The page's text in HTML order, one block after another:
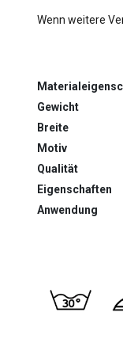
Wenn weitere
Gewicht
Breite
Motiv
Qualität
Eigenschaften
Anwendung